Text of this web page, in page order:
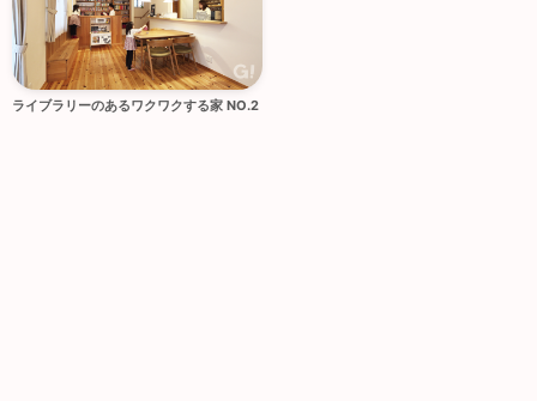
ライブラリーのあるワクワクする家 NO.2